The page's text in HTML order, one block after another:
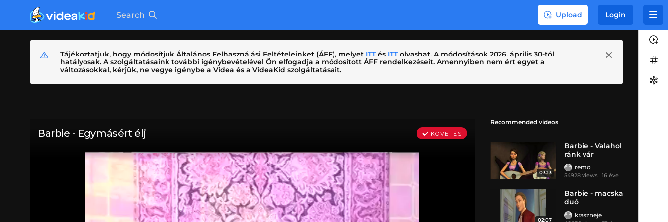
Search Upload Login
Tájékoztatjuk, hogy módosítjuk Általános Felhasználási Feltételeinket (ÁFF), melyet ITTés ITTolvashat. A módosítások 2026. április 30-tól
hatályosak. A szolgáltatásaink további igénybevételével Ön elfogadja a módosított ÁFF rendelkezéseit. Amennyiben nem ért egyet a
változásokkal, kérjük, ne vegye igénybe a Videa és a VideaKid szolgáltatásait.
Recommended videos
03:13
Barbie - Valahol
ránk vár
remo
54928 views 16 éve
02:07
Barbie - macska
duó
kraszneje